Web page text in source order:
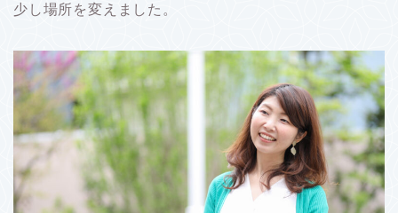
少し場所を変えました。